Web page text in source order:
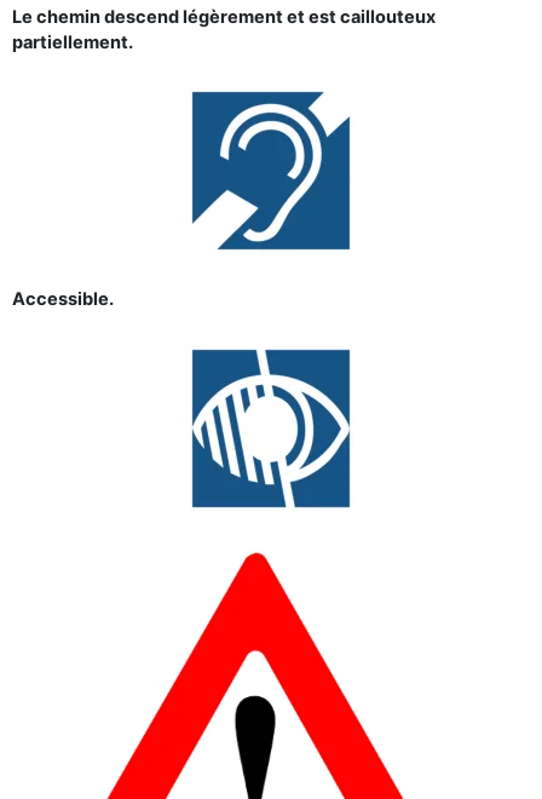
Le chemin descend légèrement et est caillouteux
partiellement.
Accessible.